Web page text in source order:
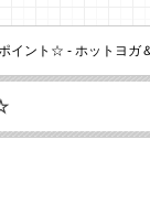
イント☆ - ホットヨガ